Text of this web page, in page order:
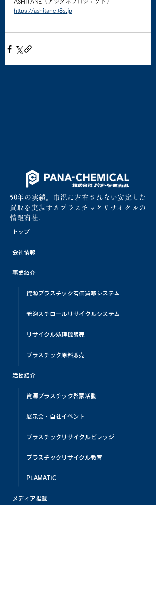
ASHITANE（アシタネプロジェクト）
https://ashitane.t8s.jp
50年の実績。市況に左右されない安定した
買取を実現するプラスチックリサイクルの
情報商社。
トップ
会社情報
事業紹介
資源プラスチック有価買取システム
発泡スチロールリサイクルシステム
リサイクル処理機販売
プラスチック原料販売
活動紹介
資源プラスチック啓蒙活動
展示会・自社イベント
プラスチックリサイクルビレッジ
プラスチックリサイクル教育
PLAMATIC
メディア掲載